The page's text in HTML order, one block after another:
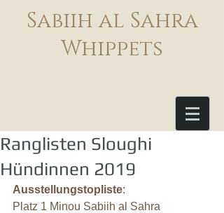
Sabiih al Sahra
Whippets
Ranglisten Sloughi
Hündinnen 2019
Ausstellungstopliste:
Platz 1 Minou Sabiih al Sahra